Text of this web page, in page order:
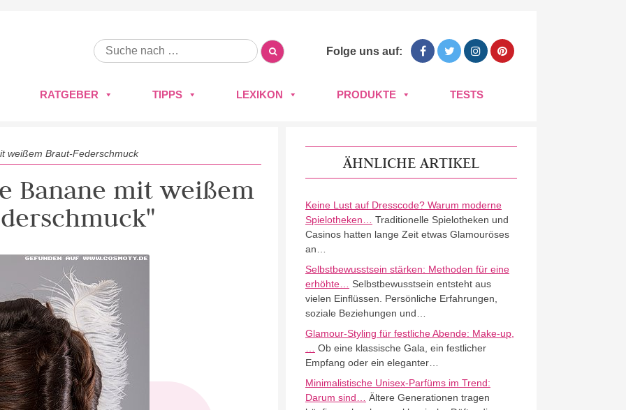
Folge uns auf:
RATGEBER TIPPS LEXIKON PRODUKTE TESTS
weißem Braut-Federschmuck
Banane mit weißem
ÄHNLICHE ARTIKEL
Keine Lust auf Dresscode? Warum moderne
Spielotheken…
Traditionelle Spielotheken und
Casinos hatten lange Zeit etwas Glamouröses
an…
Selbstbewusstsein stärken: Methoden für eine
erhöhte…
Selbstbewusstsein entsteht aus
vielen Einflüssen. Persönliche Erfahrungen,
soziale Beziehungen und…
Glamour-Styling für festliche Abende: Make-up,
Ob eine klassische Gala, ein festlicher
Empfang oder ein eleganter…
Minimalistische Unisex-Parfüms im Trend:
Darum sind…
Ältere Generationen tragen